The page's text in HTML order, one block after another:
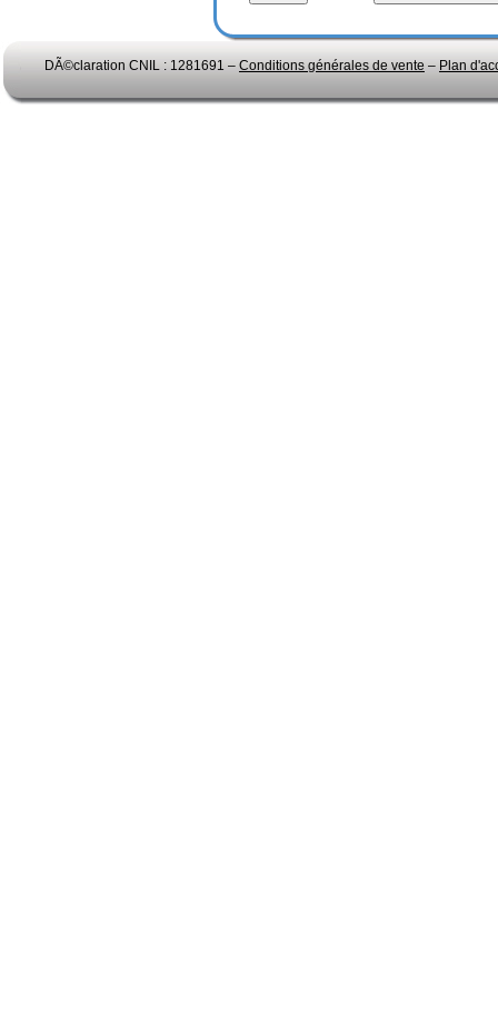
DÃ©claration CNIL : 1281691 – Conditions générales de vente – Plan